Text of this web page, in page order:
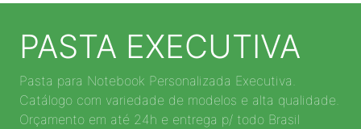
PASTA EXECUTIVA
Pasta para Notebook Personalizada Executiva.
Catálogo com variedade de modelos e alta qualidade.
Orçamento em até 24h e entrega p/ todo Brasil